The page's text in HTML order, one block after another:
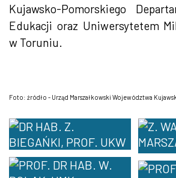
Kujawsko-Pomorskiego
Edukacji oraz Uniwersytetem
w Toruniu.
Foto: źródło - Urząd Marszałkowski Województwa